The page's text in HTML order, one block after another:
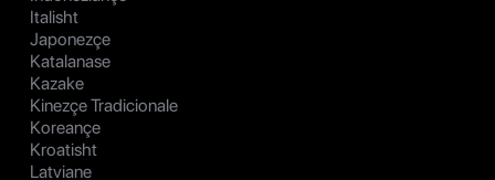
Italisht
Japonezçe
Katalanase
Kazake
Kinezçe Tradicionale
Koreançe
Kroatisht
Latviane